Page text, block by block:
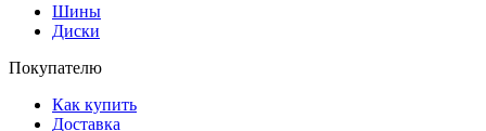
Шины
Диски
Покупателю
Как купить
Доставка